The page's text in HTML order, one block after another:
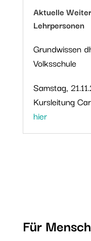
Aktuelle
Lehrpersonen
Grundwissen
Volksschule
Samstag,
Kursleitung
hier
Für